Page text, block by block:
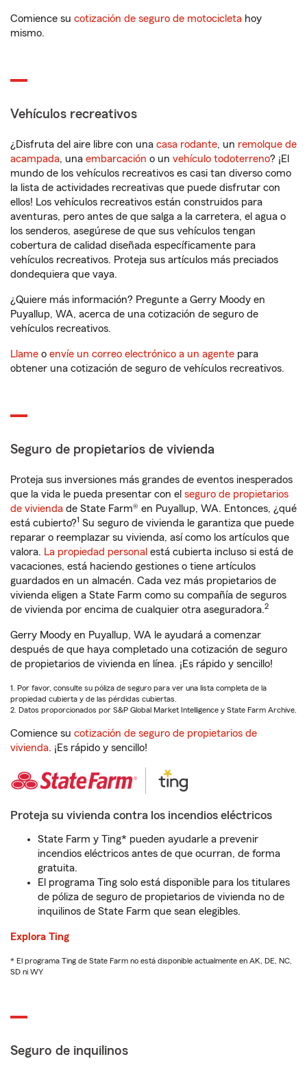
Comience su cotización de seguro de motocicleta hoy
mismo.
Vehículos recreativos
¿Disfruta del aire libre con una casa rodante, un remolque de
acampada, una embarcación o un vehículo todoterreno? ¡El
mundo de los vehículos recreativos es casi tan diverso como
la lista de actividades recreativas que puede disfrutar con
ellos! Los vehículos recreativos están construidos para
aventuras, pero antes de que salga a la carretera, el agua o
los senderos, asegúrese de que sus vehículos tengan
cobertura de calidad diseñada específicamente para
vehículos recreativos. Proteja sus artículos más preciados
dondequiera que vaya.
¿Quiere más información? Pregunte a Gerry Moody en
Puyallup, WA, acerca de una cotización de seguro de
vehículos recreativos.
Llame o envíe un correo electrónico a un agente para
obtener una cotización de seguro de vehículos recreativos.
Seguro de propietarios de vivienda
Proteja sus inversiones más grandes de eventos inesperados
que la vida le pueda presentar con el seguro de propietarios
de vivienda de State Farm® en Puyallup, WA. Entonces, ¿qué
está cubierto?1 Su seguro de vivienda le garantiza que puede
reparar o reemplazar su vivienda, así como los artículos que
valora. La propiedad personal está cubierta incluso si está de
vacaciones, está haciendo gestiones o tiene artículos
guardados en un almacén. Cada vez más propietarios de
vivienda eligen a State Farm como su compañía de seguros
de vivienda por encima de cualquier otra aseguradora.2
Gerry Moody en Puyallup, WA le ayudará a comenzar
después de que haya completado una cotización de seguro
de propietarios de vivienda en línea. ¡Es rápido y sencillo!
1. Por favor, consulte su póliza de seguro para ver una lista completa de la
propiedad cubierta y de las pérdidas cubiertas.
2. Datos proporcionados por S&P Global Market Intelligence y State Farm Archive.
Comience su cotización de seguro de propietarios de
vivienda. ¡Es rápido y sencillo!
Proteja su vivienda contra los incendios eléctricos
State Farm y Ting* pueden ayudarle a prevenir
incendios eléctricos antes de que ocurran, de forma
gratuita.
El programa Ting solo está disponible para los titulares
de póliza de seguro de propietarios de vivienda no de
inquilinos de State Farm que sean elegibles.
Explora Ting
* El programa Ting de State Farm no está disponible actualmente en AK, DE, NC,
SD ni WY
Seguro de inquilinos